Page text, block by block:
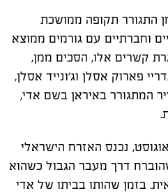
התגורר תקופה ממושכת
וחברתיים עם גורמים ממוצא
קשרים אלו, הסכים ממן,
פארוק אסלן וג'ונייד אסלן,
המתגורר באיראן בשם אדי,
נכנס האזרח הישראלי
דרך מעבר הגבול כשהוא
בזמן שהותו בביתו של אדי